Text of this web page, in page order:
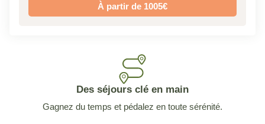
À partir de 1005€
Des séjours clé en main
Gagnez du temps et pédalez en toute sérénité.